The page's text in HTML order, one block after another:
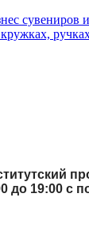
до 19:00 с